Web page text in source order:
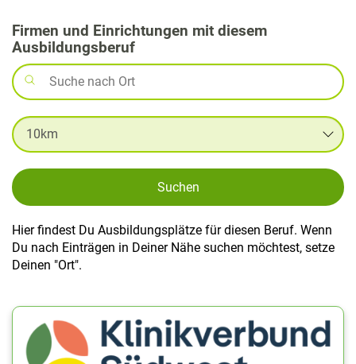
Firmen und Einrichtungen mit diesem
Ausbildungsberuf
Suchen
Hier findest Du Ausbildungsplätze für diesen Beruf. Wenn
Du nach Einträgen in Deiner Nähe suchen möchtest, setze
Deinen "Ort".